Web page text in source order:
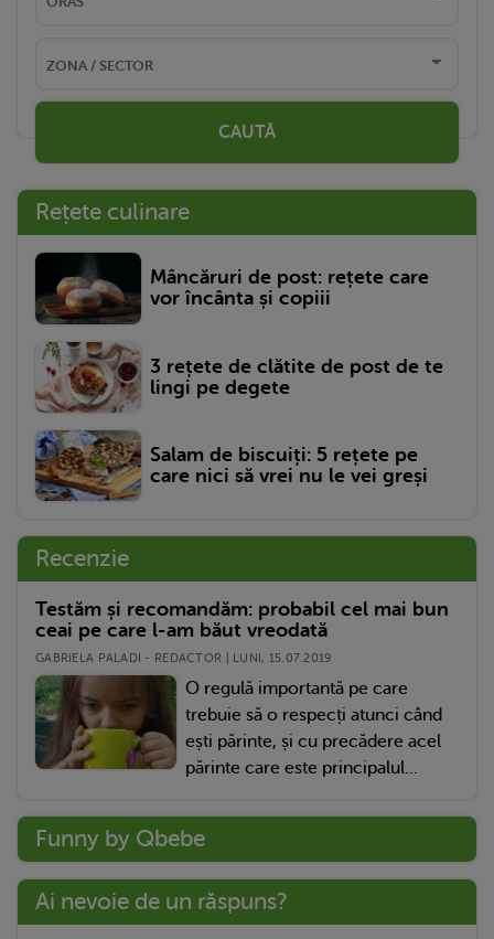
CAUTĂ
Rețete culinare
Mâncăruri de post: rețete care
vor încânta și copiii
3 rețete de clătite de post de te
lingi pe degete
Salam de biscuiți: 5 rețete pe
care nici să vrei nu le vei greși
Recenzie
Testăm și recomandăm: probabil cel mai bun
ceai pe care l-am băut vreodată
GABRIELA PALADI - REDACTOR | LUNI, 15.07.2019
O regulă importantă pe care
trebuie să o respecți atunci când
ești părinte, și cu precădere acel
părinte care este principalul...
Funny by Qbebe
Ai nevoie de un răspuns?